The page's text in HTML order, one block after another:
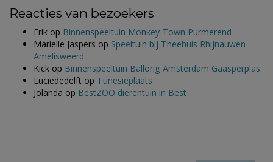
Reacties van bezoekers
Erik op Binnenspeeltuin Monkey Town Purmerend
Marielle Jaspers op Speeltuin bij Theehuis Rhijnauwen
Amelisweerd
Kick op Binnenspeeltuin Ballorig Amsterdam Gaasperplas
Luciededelft op Tunesiëplaats
Jolanda op BestZOO dierentuin in Best